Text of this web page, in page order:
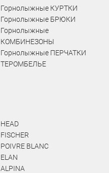
Горнолыжные КУРТКИ
Горнолыжные БРЮКИ
Горнолыжные
КОМБИНЕЗОНЫ
Горнолыжные ПЕРЧАТКИ
ТЕРОМБЕЛЬЕ
HEAD
FISCHER
POIVRE BLANC
ELAN
ALPINA